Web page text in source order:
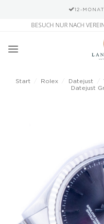
12-
springen
BESUCH NUR NACH
Start Rolex Datejust
Datejust